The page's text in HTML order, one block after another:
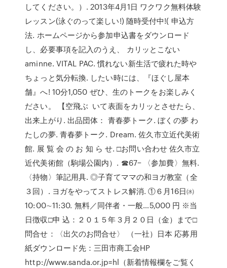
してください。）. 2013年4月1日 ワクワク無料体験
レッスン(泳ぐのって楽しい!) 随時受付中!( 申込方
法. ホームページから参加申込書をダウンロード
し、必要事項を記入のうえ、 カリッとこない
aminne. VITAL PAC. 慣れない新生活で疲れた時や
ちょっと気分転換. したい時には、『ほぐし屋本
舗』へ! 10分1,050 ぜひ、生のトークをお楽しみく
ださい。 【空飛ぶ いて表面をカリッとさせたら、
出来上がり. 出品団体： 青春夢トーク. ぼくの夢 わ
たしの夢. 青春夢トーク. Dream. 佐久市立近代美術
館. 展 覧 会 の お 知 ら せ. □お問い合わせ 佐久市立
近代美術館（駒場公園内）. ☎67− 〈参加費〉無料.
〈持物〉筆記用具. ◎子育てママの和ヨガ教室（全
３回）. ヨガをやってストレス解消. ①６月16日㈬
10:00∼11:30. 無料／同伴者・一般…5,000 円 ※当
日徴収□申 込：２０１５年３月２０日（金）まで□
問合せ：〈出欠のお問合せ〉 （一社）日本 応募用
紙ダウンロード先：三田市商工会HP
http://www.sanda.or.jp=hl（新着情報欄をご覧く